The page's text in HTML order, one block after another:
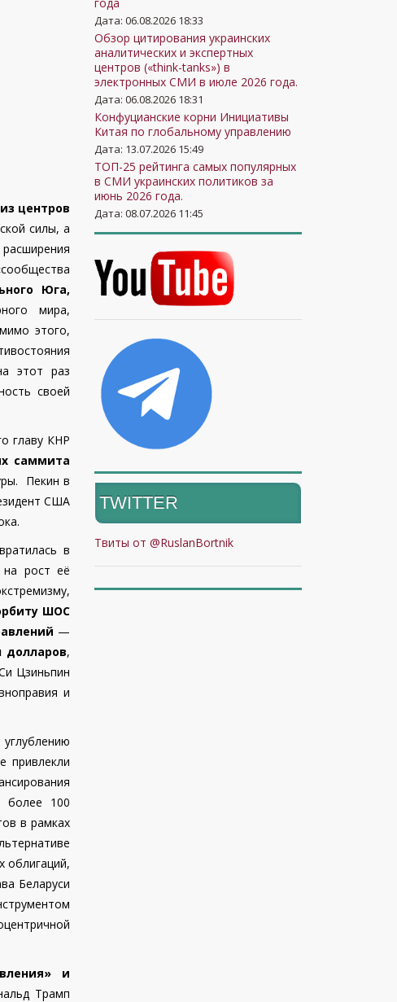
центров
силы, а
Юга,
мира,
этого,
этот раз
своей
главу КНР
саммита
Пекин в
США
в
на рост её
ШОС
—
долларов,
Цзиньпин
и
привлекли
более 100
в рамках
облигаций,
Беларуси
и
Трамп
Дата: 06.08.2026 18:33
Обзор цитирования украинских
аналитических и экспертных
центров («think-tanks») в
электронных СМИ в июле 2026 года.
Дата: 06.08.2026 18:31
Конфуцианские корни Инициативы
Китая по глобальному управлению
Дата: 13.07.2026 15:49
ТОП-25 рейтинга самых популярных
в СМИ украинских политиков за
июнь 2026 года.
Дата: 08.07.2026 11:45
TWITTER
Твиты от @RuslanBortnik